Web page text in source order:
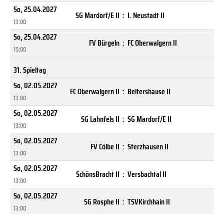
So, 25.04.2027
13:00
SG Mardorf/E II : I. Neustadt II
So, 25.04.2027
15:00
FV Bürgeln : FC Oberwalgern II
31. Spieltag
So, 02.05.2027
13:00
FC Oberwalgern II : Beltershause II
So, 02.05.2027
13:00
SG Lahnfels II : SG Mardorf/E II
So, 02.05.2027
13:00
FV Cölbe II : Sterzhausen II
So, 02.05.2027
13:00
SchönsBracht II : Versbachtal II
So, 02.05.2027
13:00
SG Rosphe II : TSVKirchhain II